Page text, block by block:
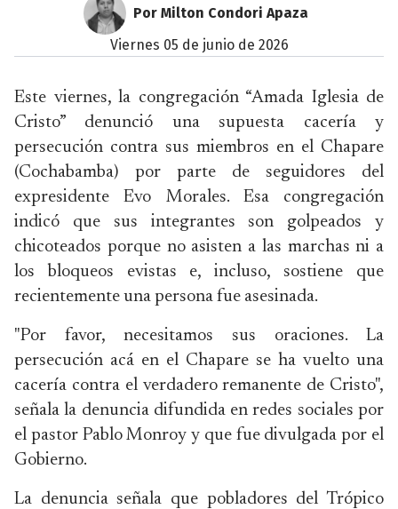
Por Milton Condori Apaza
viernes 05 de junio de 2026
Este viernes, la congregación “Amada Iglesia de
Cristo” denunció una supuesta cacería y
persecución contra sus miembros en el Chapare
(Cochabamba) por parte de seguidores del
expresidente Evo Morales. Esa congregación
indicó que sus integrantes son golpeados y
chicoteados porque no asisten a las marchas ni a
los bloqueos evistas e, incluso, sostiene que
recientemente una persona fue asesinada.
"Por favor, necesitamos sus oraciones. La
persecución acá en el Chapare se ha vuelto una
cacería contra el verdadero remanente de Cristo",
señala la denuncia difundida en redes sociales por
el pastor Pablo Monroy y que fue divulgada por el
Gobierno.
La denuncia señala que pobladores del Trópico